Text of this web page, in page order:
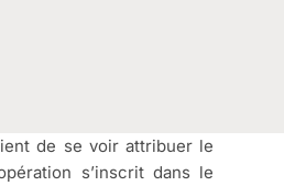
de se voir attribuer le
s’inscrit dans le